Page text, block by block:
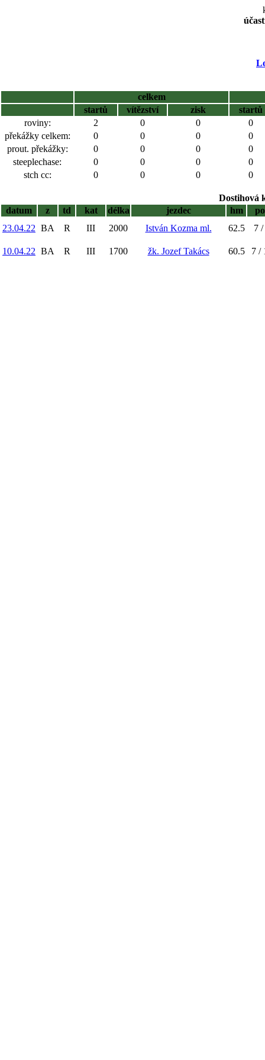
celkem
startů
vítězství zisk
startů
roviny:
2 0 0
0
překážky celkem:
0 0 0
0
prout. překážky:
0 0 0
0
steeplechase:
0 0 0
0
stch cc:
0 0 0 0
Dostihová
datum
z td kat délka jezdec hm
23.04.22 BA R III 2000 István Kozma ml. 62.5 7 /
10.04.22 BA R III 1700 žk. Jozef Takács 60.5 7 /